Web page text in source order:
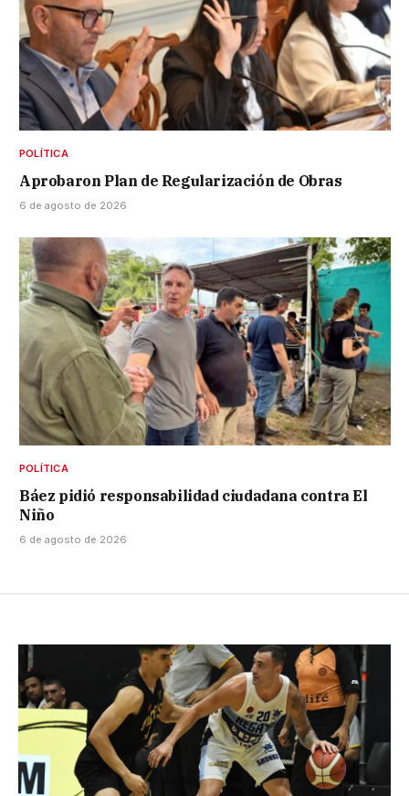
POLÍTICA
Aprobaron Plan de Regularización de Obras
6 de agosto de 2026
POLÍTICA
Báez pidió responsabilidad ciudadana contra El
Niño
6 de agosto de 2026